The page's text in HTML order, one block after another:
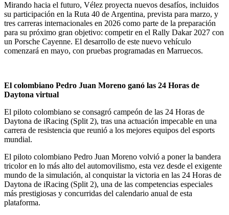
Mirando hacia el futuro, Vélez proyecta nuevos desafíos, incluidos
su participación en la Ruta 40 de Argentina, prevista para marzo, y
tres carreras internacionales en 2026 como parte de la preparación
para su próximo gran objetivo: competir en el Rally Dakar 2027 con
un Porsche Cayenne. El desarrollo de este nuevo vehículo
comenzará en mayo, con pruebas programadas en Marruecos.
El colombiano Pedro Juan Moreno ganó las 24 Horas de
Daytona virtual
El piloto colombiano se consagró campeón de las 24 Horas de
Daytona de iRacing (Split 2), tras una actuación impecable en una
carrera de resistencia que reunió a los mejores equipos del esports
mundial.
El piloto colombiano Pedro Juan Moreno volvió a poner la bandera
tricolor en lo más alto del automovilismo, esta vez desde el exigente
mundo de la simulación, al conquistar la victoria en las 24 Horas de
Daytona de iRacing (Split 2), una de las competencias especiales
más prestigiosas y concurridas del calendario anual de esta
plataforma.